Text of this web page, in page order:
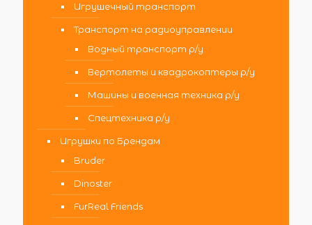
Игрушечный транспорт
Транспорт на радиоуправлении
Водный транспорт р/у
Вертолеты и квадрокоптеры р/у
Машины и военная техника р/у
Спецтехника р/у
Игрушки по Брендам
Bruder
Dinoster
FurReal Friends